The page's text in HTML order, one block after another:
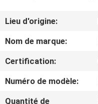
SUJET
DE
NOUS
VISITE
Lieu d'origine:
Nom de marque:
Certification:
Numéro de modèle:
Quantité de